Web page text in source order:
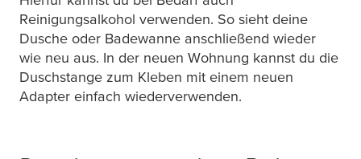
Reinigungsalkohol verwenden. So sieht deine
Dusche oder Badewanne anschließend wieder
wie neu aus. In der neuen Wohnung kannst du die
Duschstange zum Kleben mit einem neuen
Adapter einfach wiederverwenden.